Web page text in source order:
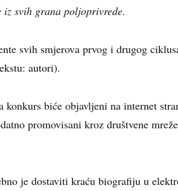
svih grana poljoprivrede.
svih smjerova prvog i drugog
autori).
konkurs biće objavljeni na internet
promovisani kroz društvene
je dostaviti kraću biografiju u